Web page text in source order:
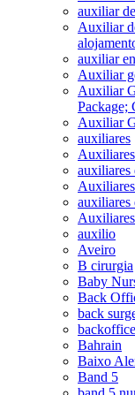
auxiliar
Auxiliar
auxiliar
Auxiliar
Auxiliar
Package;
Auxiliar
auxiliares
auxiliares
auxiliares
auxilio
Aveiro
B cirurgia
Baby
Back
back
backoffice
Bahrain
Baixo
Band 5